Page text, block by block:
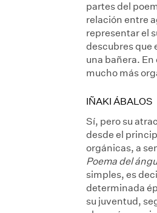
partes del
relación entre
representar el
descubres que
una bañera. En
mucho más
IÑAKI ÁBALOS
Sí, pero su
desde el
orgánicas, a
Poema del
simples, es
determinada
su juventud,